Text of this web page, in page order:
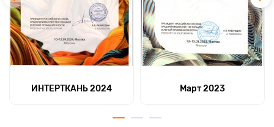
ИНТЕРТКАНЬ 2024 Март 2023